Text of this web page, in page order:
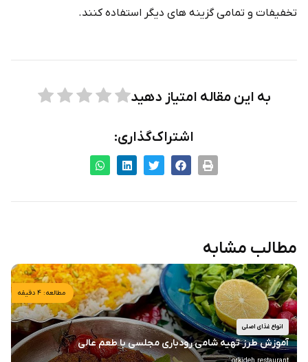
تخفیفات و تمامی گزینه های دیگر استفاده کنند.
به این مقاله امتیاز دهید
اشتراک‌گذاری:
مطالب مشابه
مطالعه: ۴ دقیقه
انواع غذای اصلی
آموزش طرز تهیه شامی رودباری مجلسی با طعم عالی